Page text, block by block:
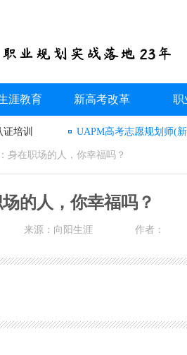
涯教育 新高考改革 职
培训 UAPM高考志愿规划师(
身在职场的人，你幸福吗？
的人，你幸福吗？
来源：向阳生涯 作者：